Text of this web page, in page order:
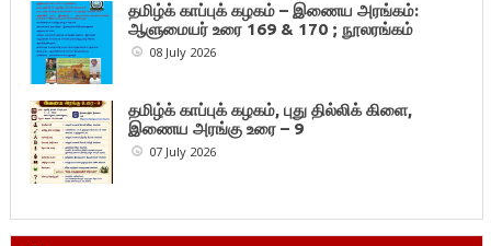
தமிழ்க் காப்புக் கழகம் – இணைய அரங்கம்:
ஆளுமையர் உரை 169 & 170 ; நூலரங்கம்
08 July 2026
தமிழ்க் காப்புக் கழகம், புது தில்லிக் கிளை,
இணைய அரங்கு உரை – 9
07 July 2026